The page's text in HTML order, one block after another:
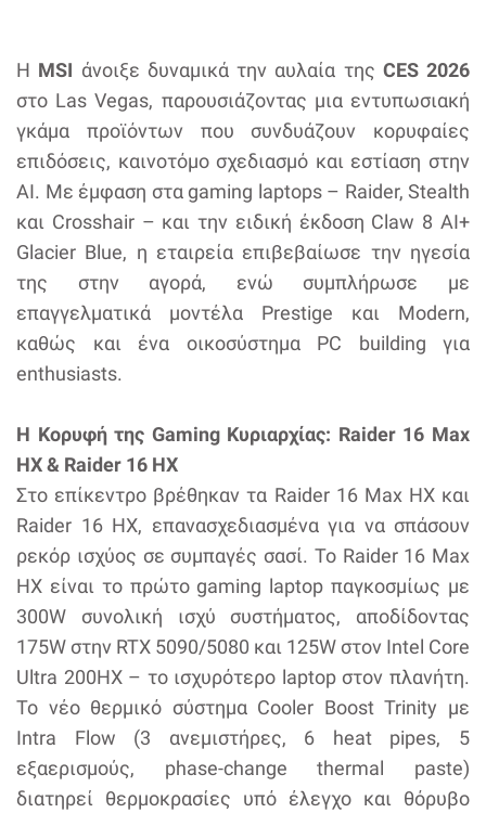
Η MSI άνοιξε δυναμικά την αυλαία της CES 2026
στο Las Vegas, παρουσιάζοντας μια εντυπωσιακή
γκάμα προϊόντων που συνδυάζουν κορυφαίες
επιδόσεις, καινοτόμο σχεδιασμό και εστίαση στην
AI. Με έμφαση στα gaming laptops – Raider, Stealth
και Crosshair – και την ειδική έκδοση Claw 8 AI+
Glacier Blue, η εταιρεία επιβεβαίωσε την ηγεσία
της στην αγορά, ενώ συμπλήρωσε με
επαγγελματικά μοντέλα Prestige και Modern,
καθώς και ένα οικοσύστημα PC building για
enthusiasts.
Η Κορυφή της Gaming Κυριαρχίας: Raider 16 Max
HX & Raider 16 HX
Στο επίκεντρο βρέθηκαν τα Raider 16 Max HX και
Raider 16 HX, επανασχεδιασμένα για να σπάσουν
ρεκόρ ισχύος σε συμπαγές σασί. Το Raider 16 Max
HX είναι το πρώτο gaming laptop παγκοσμίως με
300W συνολική ισχύ συστήματος, αποδίδοντας
175W στην RTX 5090/5080 και 125W στον Intel Core
Ultra 200HX – το ισχυρότερο laptop στον πλανήτη.
Το νέο θερμικό σύστημα Cooler Boost Trinity με
Intra Flow (3 ανεμιστήρες, 6 heat pipes, 5
εξαερισμούς, phase-change thermal paste)
διατηρεί θερμοκρασίες υπό έλεγχο και θόρυβο